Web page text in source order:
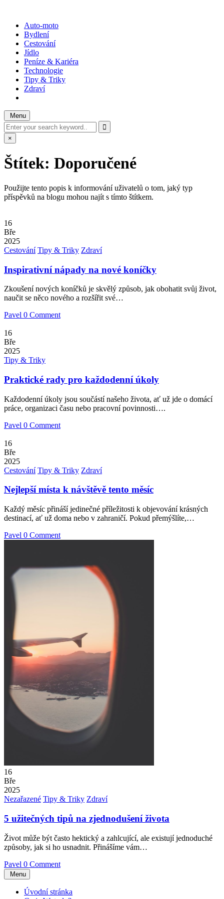
content
WOTODO?
rady, tipy a triky
Auto-moto
Bydlení
Cestování
Jídlo
Peníze & Kariéra
Technologie
Tipy & Triky
Zdraví
Menu
Search
for:
×
Štítek: Doporučené
Použijte tento popis k informování uživatelů o tom, jaký typ
příspěvků na blogu mohou najít s tímto štítkem.
16
Bře
2025
Posted
Cestování Tipy & Triky Zdraví
Inspirativní nápady na nové koníčky
Zkoušení nových koníčků je skvělý způsob, jak obohatit svůj život,
naučit se něco nového a rozšířit své…
Pavel 0 Comment
16
Bře
2025
Posted
Tipy & Triky
Praktické rady pro každodenní úkoly
Každodenní úkoly jsou součástí našeho života, ať už jde o domácí
práce, organizaci času nebo pracovní povinnosti….
Pavel 0 Comment
16
Bře
2025
Posted
Cestování Tipy & Triky Zdraví
Nejlepší místa k návštěvě tento měsíc
Každý měsíc přináší jedinečné příležitosti k objevování krásných
destinací, ať už doma nebo v zahraničí. Pokud přemýšlíte,…
Pavel 0 Comment
16
Bře
2025
Posted
Nezařazené Tipy & Triky Zdraví
5 užitečných tipů na zjednodušení života
Život může být často hektický a zahlcující, ale existují jednoduché
způsoby, jak si ho usnadnit. Přinášíme vám…
Pavel 0 Comment
Menu
Úvodní stránka